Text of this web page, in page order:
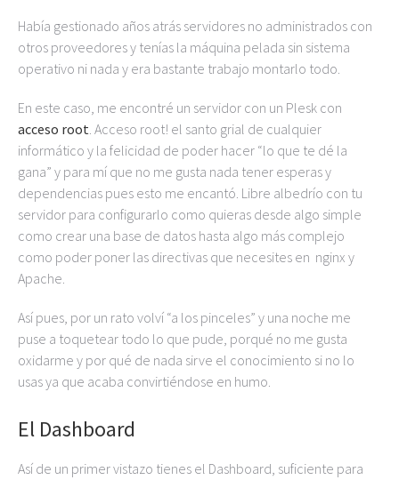
Había gestionado años atrás servidores no administrados con
otros proveedores y tenías la máquina pelada sin sistema
operativo ni nada y era bastante trabajo montarlo todo.
En este caso, me encontré un servidor con un Plesk con
acceso root. Acceso root! el santo grial de cualquier
informático y la felicidad de poder hacer “lo que te dé la
gana” y para mí que no me gusta nada tener esperas y
dependencias pues esto me encantó. Libre albedrío con tu
servidor para configurarlo como quieras desde algo simple
como crear una base de datos hasta algo más complejo
como poder poner las directivas que necesites en nginx y
Apache.
Así pues, por un rato volví “a los pinceles” y una noche me
puse a toquetear todo lo que pude, porqué no me gusta
oxidarme y por qué de nada sirve el conocimiento si no lo
usas ya que acaba convirtiéndose en humo.
El Dashboard
Así de un primer vistazo tienes el Dashboard, suficiente para